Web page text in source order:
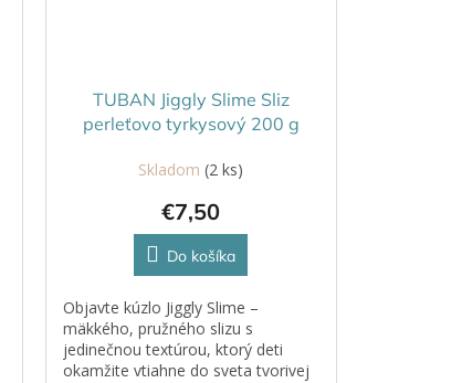
TUBAN Jiggly Slime Sliz
perleťovo tyrkysový 200 g
Skladom(2 ks)
€7,50
Do košíka
Objavte kúzlo Jiggly Slime –
mäkkého, pružného slizu s
jedinečnou textúrou, ktorý deti
okamžite vtiahne do sveta tvorivej